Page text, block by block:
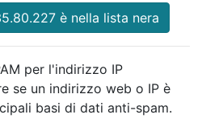
è nella lista nera
per l'indirizzo IP
se un indirizzo web o IP è
basi di dati anti-spam.